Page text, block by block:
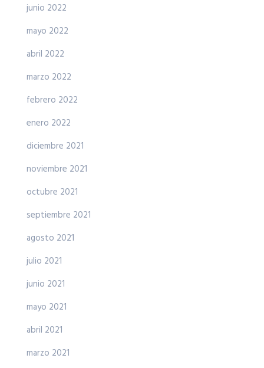
junio 2022
mayo 2022
abril 2022
marzo 2022
febrero 2022
enero 2022
diciembre 2021
noviembre 2021
octubre 2021
septiembre 2021
agosto 2021
julio 2021
junio 2021
mayo 2021
abril 2021
marzo 2021